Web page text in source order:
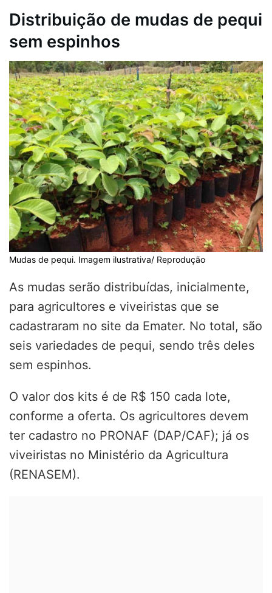
Distribuição de mudas de pequi
sem espinhos
Mudas de pequi. Imagem ilustrativa/ Reprodução
As mudas serão distribuídas, inicialmente,
para agricultores e viveiristas que se
cadastraram no site da Emater. No total, são
seis variedades de pequi, sendo três deles
sem espinhos.
O valor dos kits é de R$ 150 cada lote,
conforme a oferta. Os agricultores devem
ter cadastro no PRONAF (DAP/CAF); já os
viveiristas no Ministério da Agricultura
(RENASEM).